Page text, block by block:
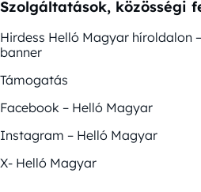
Szolgáltatások, közösségi
Hirdess Helló Magyar híroldalon
banner
Támogatás
Facebook – Helló Magyar
Instagram – Helló Magyar
X- Helló Magyar